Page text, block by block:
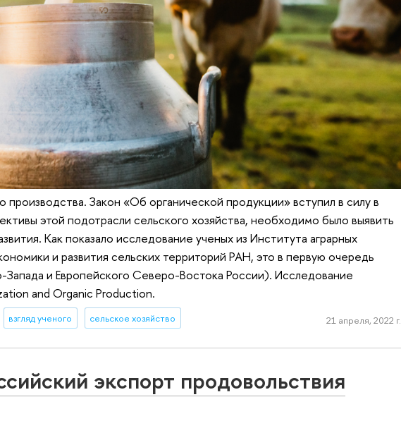
производства. Закон «Об органической продукции» вступил в силу в
этой подотрасли сельского хозяйства, необходимо было выявить
Как показало исследование ученых из Института аграрных
и развития сельских территорий РАН, это в первую очередь
и Европейского Северо-Востока России). Исследование
and Organic Production.
взгляд ученого сельское хозяйство 21 апреля, 2022 г.
экспорт продовольствия